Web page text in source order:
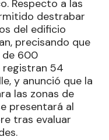
Respecto a las
destrabar
del edificio
precisando que
de 600
registran 54
y anunció que la
las zonas de
presentará al
tras evaluar